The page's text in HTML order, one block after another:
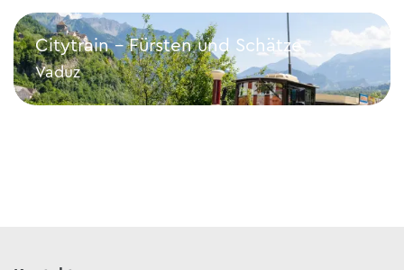
Citytrain - Fürsten und Schätze
Vaduz
Citytrain - Fürsten und Schätze